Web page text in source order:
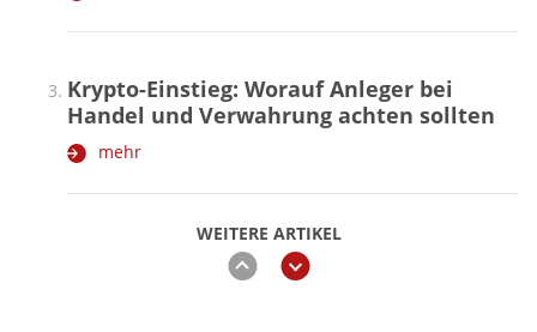
WEITERE ARTIKEL
zurückweiter
Krypto-Einstieg: Worauf Anleger bei
Handel und Verwahrung achten sollten
mehr